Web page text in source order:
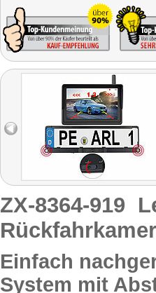
ZX-8364-919
Einfach
System mit